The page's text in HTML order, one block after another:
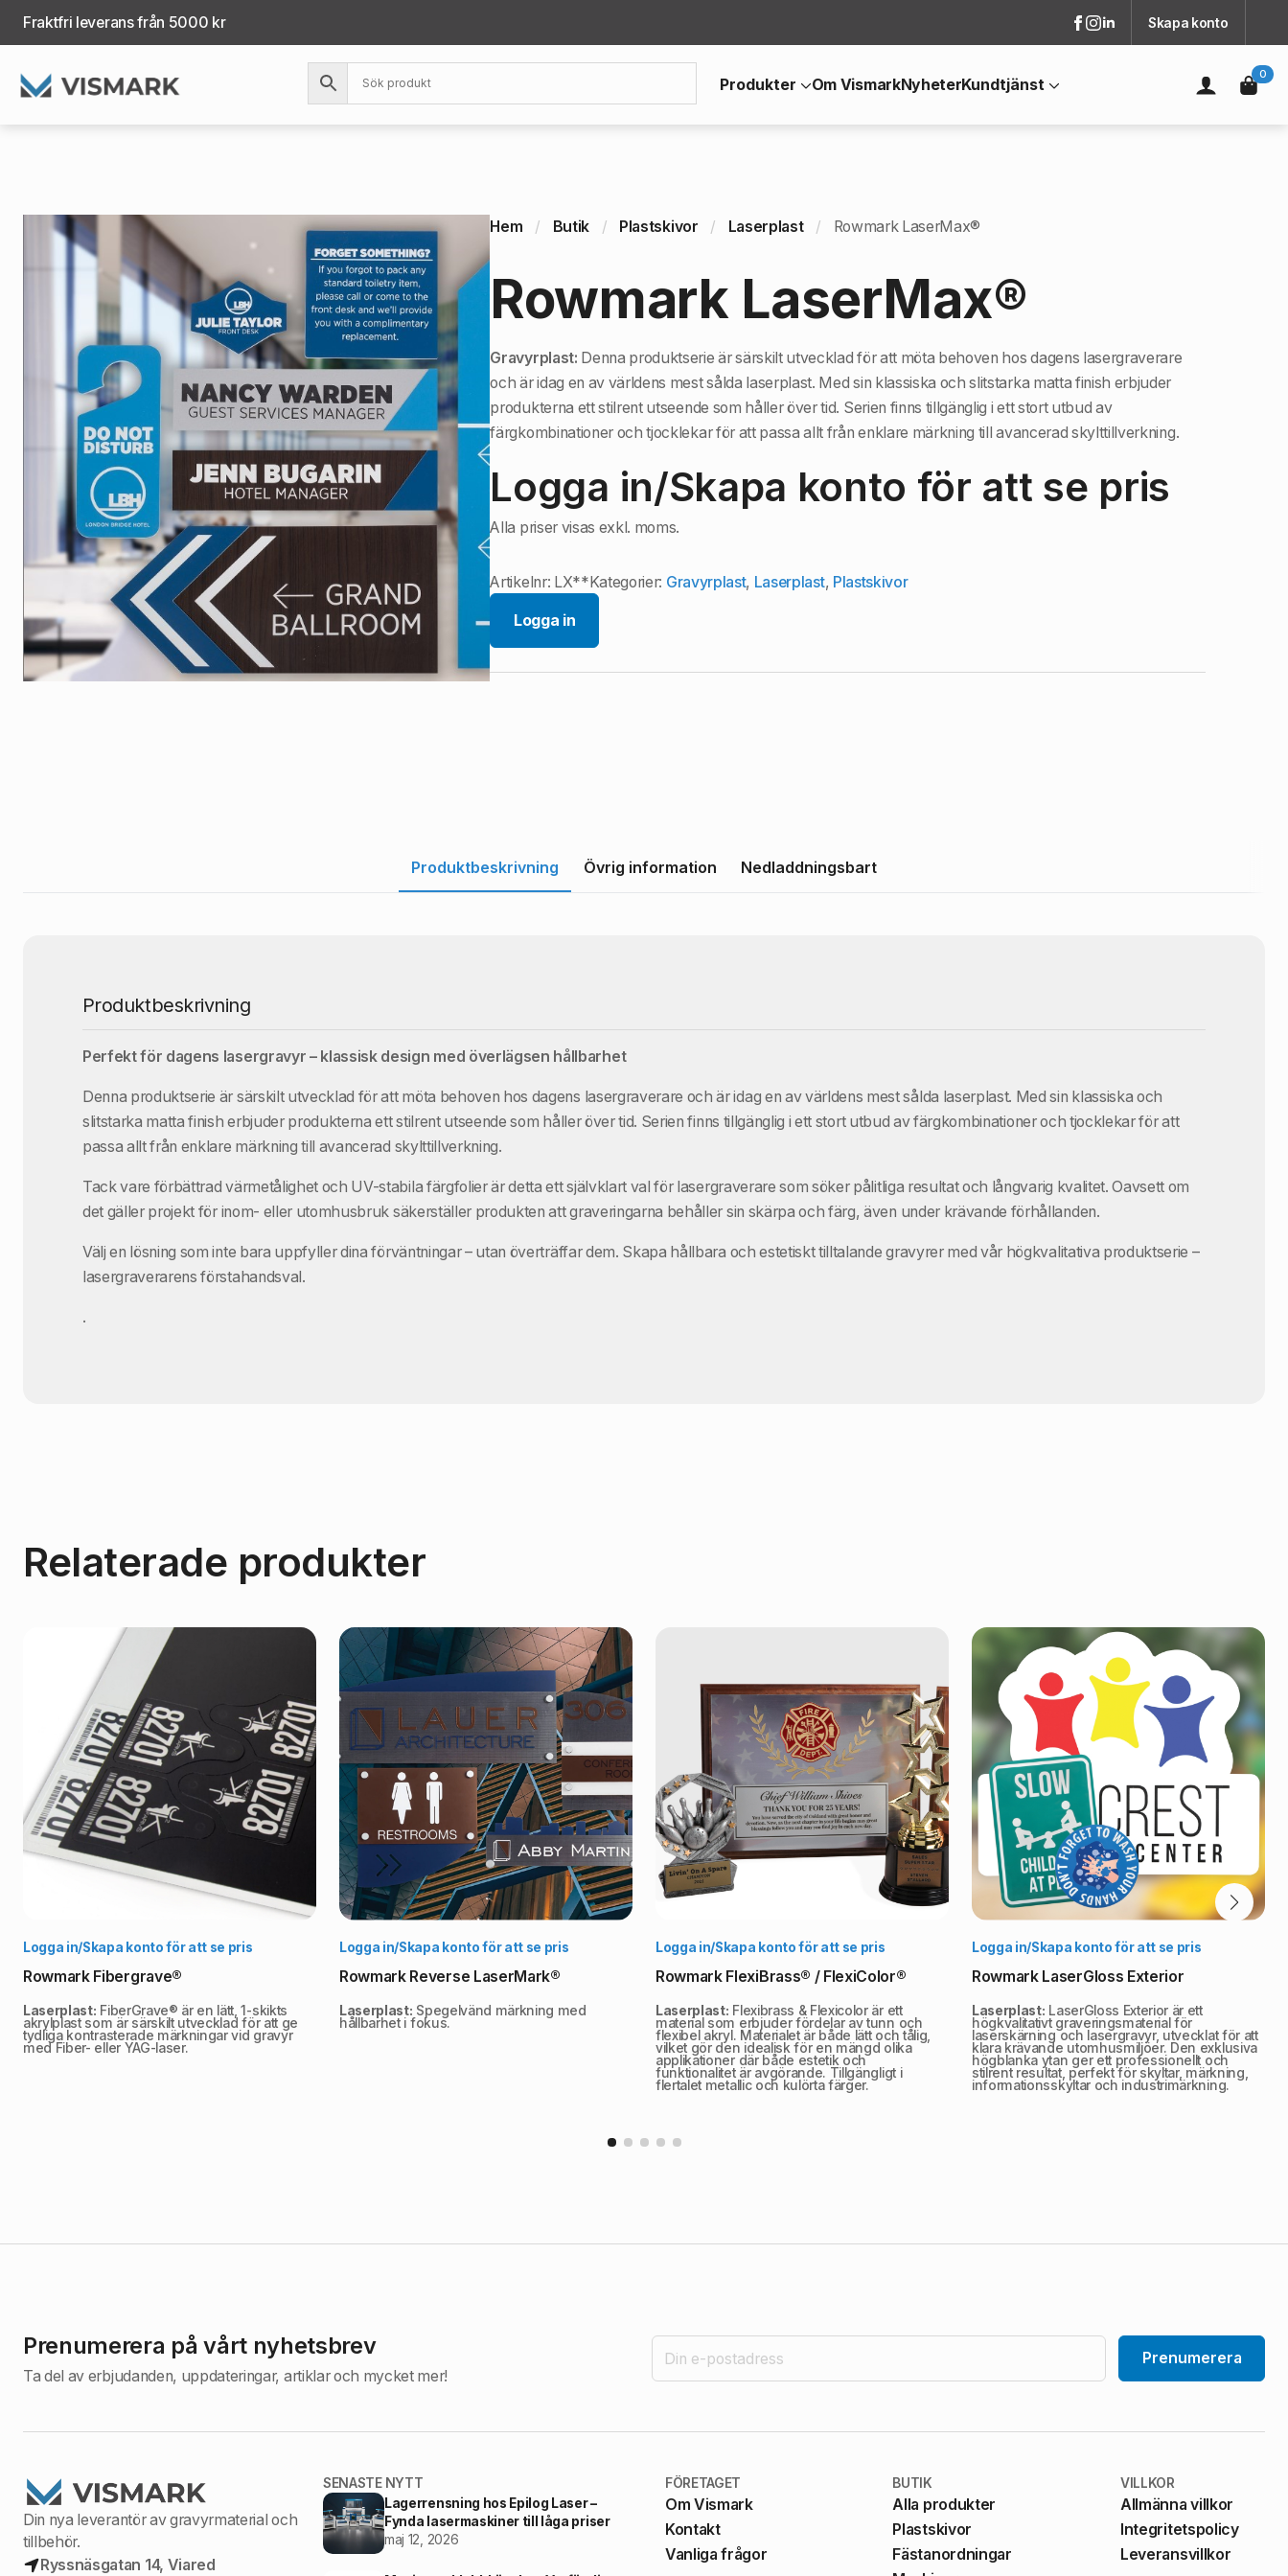
Fraktfri leverans från 5000 kr Skapa konto
Produkter Om VismarkNyheterKundtjänst
0
Hem Butik Plastskivor Laserplast Rowmark LaserMax®
Rowmark LaserMax®
Gravyrplast: Denna produktserie är särskilt utvecklad för att möta behoven hos dagens lasergraverare
och är idag en av världens mest sålda laserplast. Med sin klassiska och slitstarka matta finish erbjuder
produkterna ett stilrent utseende som håller över tid. Serien finns tillgänglig i ett stort utbud av
färgkombinationer och tjocklekar för att passa allt från enklare märkning till avancerad skylttillverkning.
Logga in/Skapa konto för att se pris
Alla priser visas exkl. moms.
Artikelnr: LX** Kategorier: Gravyrplast, Laserplast, Plastskivor
Logga in
Produktbeskrivning Övrig information Nedladdningsbart
Produktbeskrivning
Perfekt för dagens lasergravyr – klassisk design med överlägsen hållbarhet
Denna produktserie är särskilt utvecklad för att möta behoven hos dagens lasergraverare och är idag en av världens mest sålda laserplast. Med sin klassiska och
slitstarka matta finish erbjuder produkterna ett stilrent utseende som håller över tid. Serien finns tillgänglig i ett stort utbud av färgkombinationer och tjocklekar för att
passa allt från enklare märkning till avancerad skylttillverkning.
Tack vare förbättrad värmetålighet och UV-stabila färgfolier är detta ett självklart val för lasergraverare som söker pålitliga resultat och långvarig kvalitet. Oavsett om
det gäller projekt för inom- eller utomhusbruk säkerställer produkten att graveringarna behåller sin skärpa och färg, även under krävande förhållanden.
Välj en lösning som inte bara uppfyller dina förväntningar – utan överträffar dem. Skapa hållbara och estetiskt tilltalande gravyrer med vår högkvalitativa produktserie –
lasergraverarens förstahandsval.
.
Relaterade produkter
Logga in/Skapa konto för att se pris
Rowmark Fibergrave®
Laserplast: FiberGrave® är en lätt, 1-skikts
akrylplast som är särskilt utvecklad för att ge
tydliga kontrasterade märkningar vid gravyr
med Fiber- eller YAG-laser.
Välj alternativ Logga in/Skapa konto för att se pris
Rowmark Reverse LaserMark®
Laserplast: Spegelvänd märkning med
hållbarhet i fokus.
Välj alternativ Logga in/Skapa konto för att se pris
Rowmark FlexiBrass® / FlexiColor®
Laserplast: Flexibrass & Flexicolor är ett
material som erbjuder fördelar av tunn och
flexibel akryl. Materialet är både lätt och tålig,
vilket gör den idealisk för en mängd olika
applikationer där både estetik och
funktionalitet är avgörande. Tillgängligt i
flertalet metallic och kulörta färger.
Välj alternativ Logga in/Skapa konto för att se pris
Rowmark LaserGloss Exterior
Laserplast: LaserGloss Exterior är ett
högkvalitativt graveringsmaterial för
laserskärning och lasergravyr, utvecklat för att
klara krävande utomhusmiljöer. Den exklusiva
högblanka ytan ger ett professionellt och
stilrent resultat, perfekt för skyltar, märkning,
informationsskyltar och industrimärkning.
Välj alternativ
Prenumerera på vårt nyhetsbrev
Ta del av erbjudanden, uppdateringar, artiklar och mycket mer!
Prenumerera
Din nya leverantör av gravyrmaterial och
tillbehör.
Ryssnäsgatan 14, Viared
SENASTE NYTT
Lagerrensning hos Epilog Laser –
Fynda lasermaskiner till låga priser
maj 12, 2026
FÖRETAGET
Om Vismark
Kontakt
Vanliga frågor
BUTIK
Alla produkter
Plastskivor
Fästanordningar
VILLKOR
Allmänna villkor
Integritetspolicy
Leveransvillkor